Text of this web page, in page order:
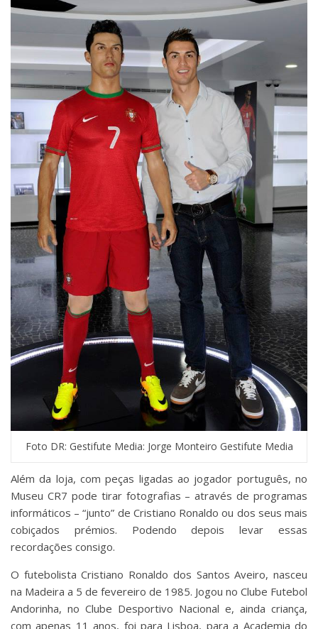
Foto DR: Gestifute Media: Jorge Monteiro Gestifute Media
Além da loja, com peças ligadas ao jogador português, no
Museu CR7 pode tirar fotografias – através de programas
informáticos – “junto” de Cristiano Ronaldo ou dos seus mais
cobiçados prémios. Podendo depois levar essas
recordações consigo.
O futebolista Cristiano Ronaldo dos Santos Aveiro, nasceu
na Madeira a 5 de fevereiro de 1985. Jogou no Clube Futebol
Andorinha, no Clube Desportivo Nacional e, ainda criança,
com apenas 11 anos, foi para Lisboa, para a Academia do